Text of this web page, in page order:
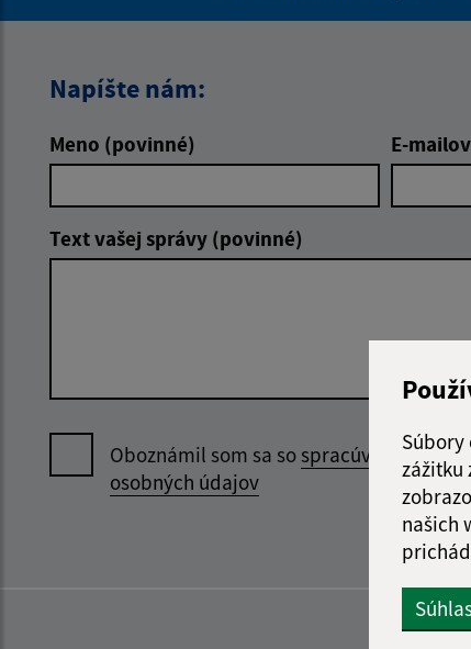
Súbory
zážitku
našich
Napíšte nám:
Meno (povinné) E-
Text vašej správy (povinné)
Oboznámil som sa sospracúvaním
osobných údajov